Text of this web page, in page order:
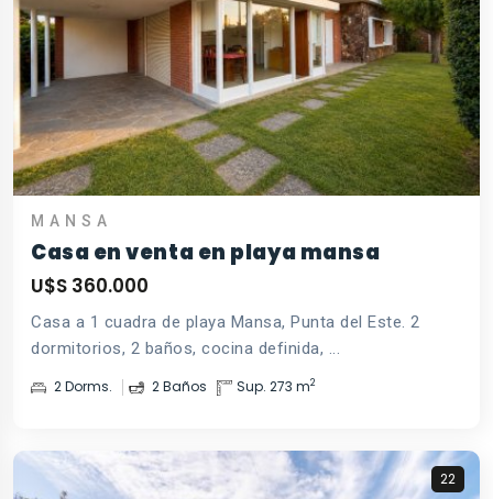
MANSA
Casa en venta en playa mansa
U$S 360.000
Casa a 1 cuadra de playa Mansa, Punta del Este. 2
dormitorios, 2 baños, cocina definida, ...
2 Dorms. 2 Baños Sup. 273 m2
22